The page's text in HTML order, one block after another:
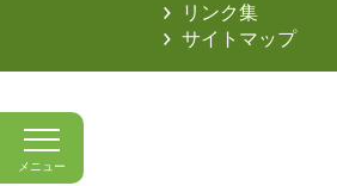
メニュー
リンク集
サイトマップ